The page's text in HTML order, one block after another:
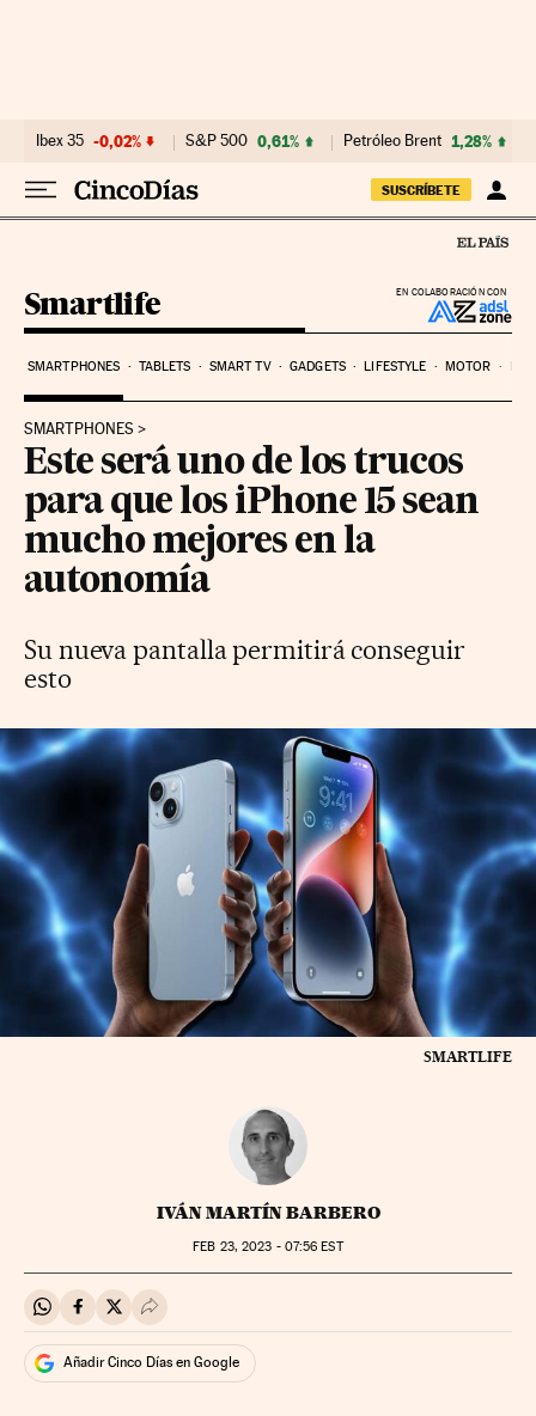
Ibex 35 -0,02% S&P 500 0,61% Petróleo Brent 1,28%
SUSCRÍBETE
EN COLABORACIÓN CON
Smartlife
SMARTPHONES TABLETS SMART TV GADGETS LIFESTYLE MOTOR
SMARTPHONES
Este será uno de los trucos
para que los iPhone 15 sean
mucho mejores en la
autonomía
Su nueva pantalla permitirá conseguir
esto
SMARTLIFE
IVÁN MARTÍN BARBERO
FEB 23, 2023 - 07:56 EST
Compartir en Whatsapp
Compartir en Facebook
Compartir en Twitter
Desplegar Redes Sociales
Añadir Cinco Días en Google